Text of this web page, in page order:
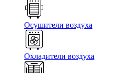
Осушители воздуха
Охладители воздуха